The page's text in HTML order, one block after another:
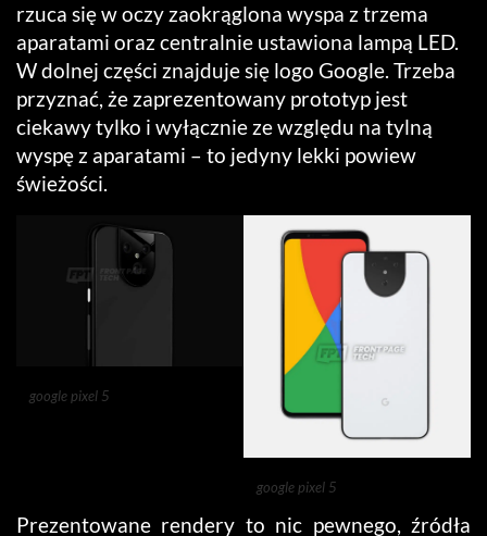
rzuca się w oczy zaokrąglona wyspa z trzema
aparatami oraz centralnie ustawiona lampą LED.
W dolnej części znajduje się logo Google. Trzeba
przyznać, że zaprezentowany prototyp jest
ciekawy tylko i wyłącznie ze względu na tylną
wyspę z aparatami – to jedyny lekki powiew
świeżości.
google pixel 5
google pixel 5
Prezentowane rendery to nic pewnego, źródła